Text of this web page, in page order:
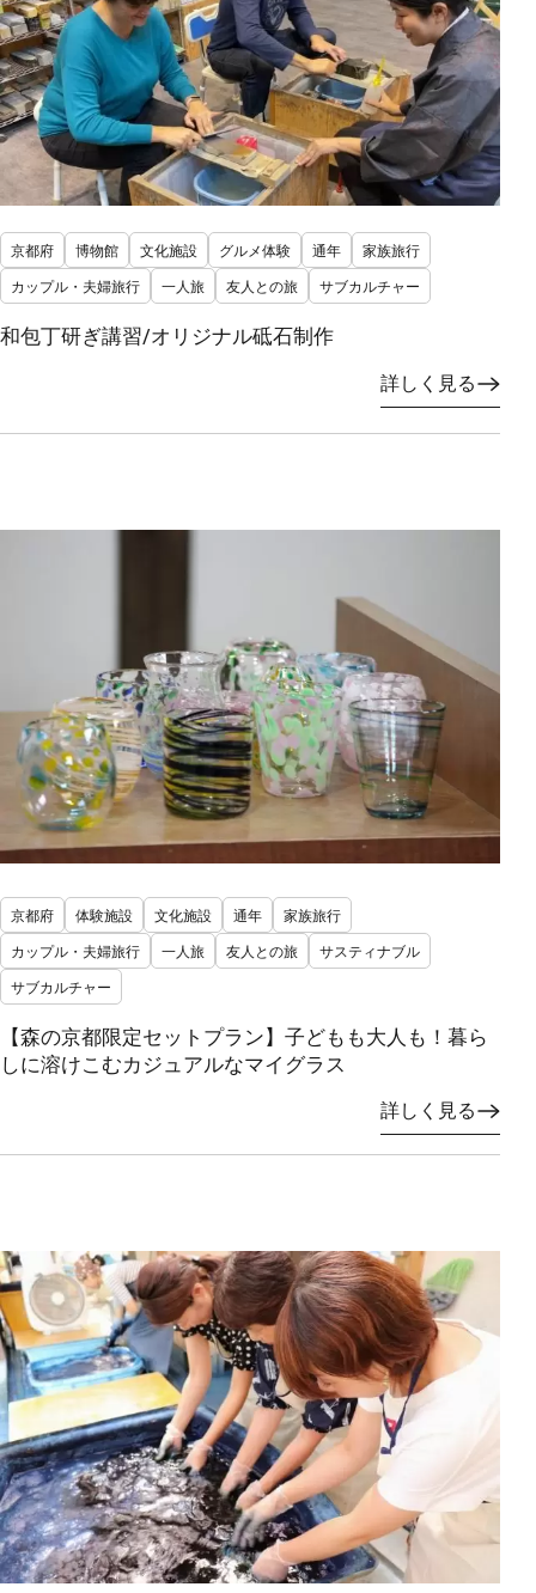
京都府 博物館 文化施設 グルメ体験 通年
家族旅行
カップル・夫婦旅行
一人旅 友人との旅 サブカルチャー
和包丁研ぎ講習/オリジナル砥石制作
詳しく見る
京都府 体験施設 文化施設 通年
家族旅行
カップル・夫婦旅行
一人旅 友人との旅
サスティナブル
サブカルチャー
【森の京都限定セットプラン】子どもも大人も！暮ら
しに溶けこむカジュアルなマイグラス
詳しく見る